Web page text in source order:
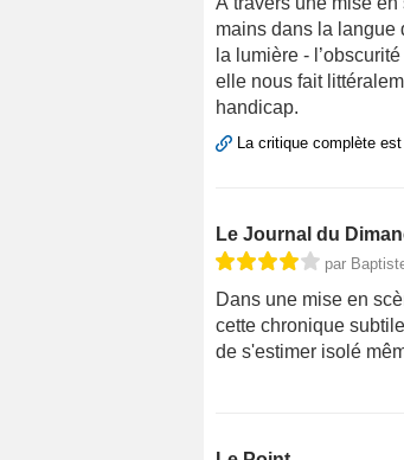
mains dans la langue
la lumière -
elle nous fait
handicap.
La critique complète
Le Journal du
par
Dans une mise en
cette chronique
de s'estimer isolé